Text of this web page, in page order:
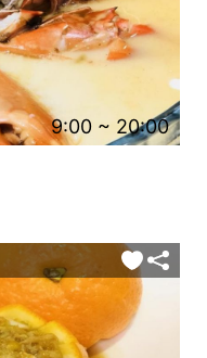
9:00 ~ 20:00